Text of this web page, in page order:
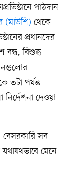
পাঠদান
(মাউশি) থেকে
প্রধানদের
বন্ধ, বিশুদ্ধ
৩টা পর্যন্ত
দেওয়া
বেসরকারি সব
মেনে